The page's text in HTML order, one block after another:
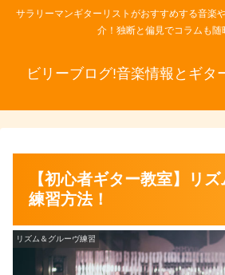
サラリーマンギターリストがおすすめする音楽
介！独断と偏見でコラムも随
ビリーブログ!音楽情報とギタ
【初心者ギター教室】リ
練習方法！
リズム＆グルーヴ練習